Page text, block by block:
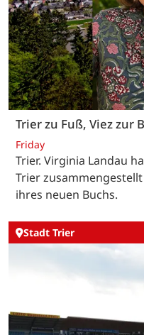
Trier zu Fuß, Viez zur
Friday
Trier. Virginia Landau
Trier
ihres neuen Buchs.
Stadt Trier